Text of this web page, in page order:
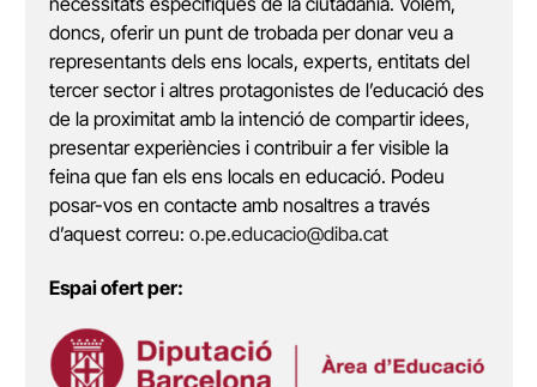
doncs, oferir un punt de trobada per donar veu a
representants dels ens locals, experts, entitats del
tercer sector i altres protagonistes de l’educació des
de la proximitat amb la intenció de compartir idees,
presentar experiències i contribuir a fer visible la
feina que fan els ens locals en educació. Podeu
posar-vos en contacte amb nosaltres a través
d’aquest correu: o.pe.educacio@diba.cat
Espai ofert per: